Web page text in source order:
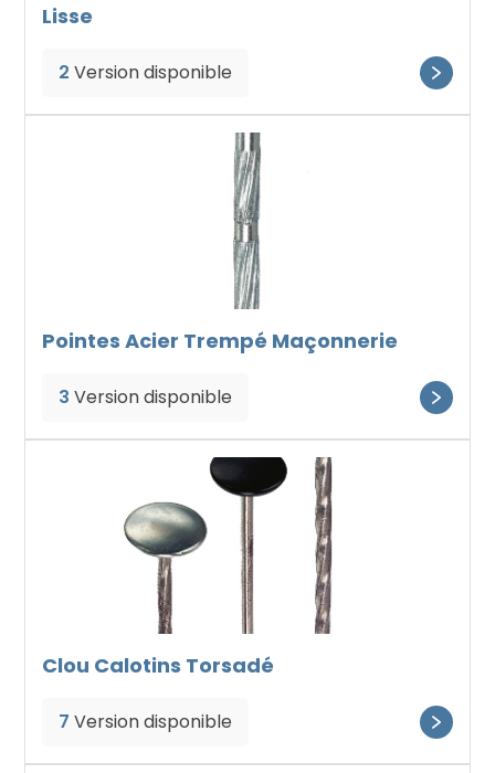
Lisse
2 Version disponible
Pointes Acier Trempé Maçonnerie
3 Version disponible
Clou Calotins Torsadé
7 Version disponible